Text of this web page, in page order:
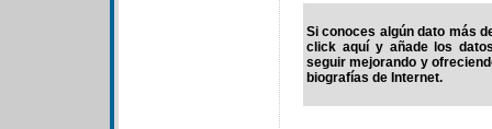
Si conoces algún dato más
click aquí y añade los
seguir mejorando y
biografías de Internet.